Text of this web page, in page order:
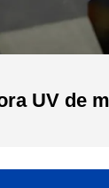
UV de